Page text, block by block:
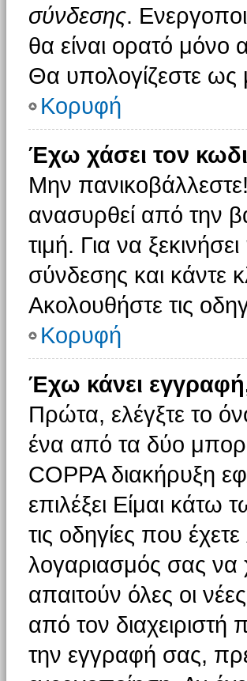
σύνδεσης.
θα είναι ορατό μόνο
Θα υπολογίζεστε ως
Κορυφή
Έχω χάσει τον
Μην
ανασυρθεί από την
τιμή. Για να
σύνδεσης και κάντε
Ακολουθήστε τις
Κορυφή
Έχω κάνει
Πρώτα, ελέγξτε το
ένα από τα δύο
COPPA διακήρυξη
επιλέξει Είμαι
τις οδηγίες που
λογαριασμός σας να
απαιτούν όλες οι
από τον
την εγγραφή σας,